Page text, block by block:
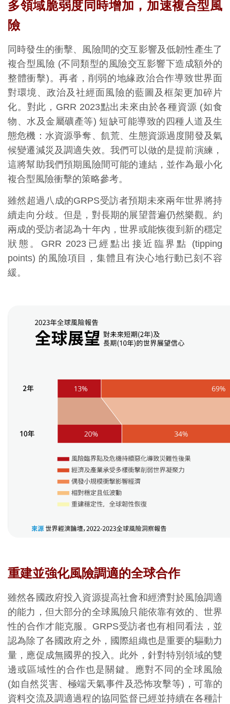
多領域脆弱度同時增加，加速複合型風
險
同時發生的衝擊、風險間的交互影響及低韌性產生了
複合型風險 (不同類型的風險交互影響下造成額外的
整體衝擊)。再者，削弱的地緣政治合作導致世界面
對環境、政治及社經面風險的藍圖及框架更加碎片
化。對此，GRR 2023點出未來由於各種資源 (如食
物、水及金屬礦產等) 短缺可能導致的四種人道及生
態危機：水資源爭奪、飢荒、生態資源過度開發及氣
候變遷減災及調適失效。我們可以做的是提前演練，
這將幫助我們預期風險間可能的連結，並作為最小化
複合型風險衝擊的策略參考。
雖然超過八成的GRPS受訪者預期未來兩年世界將持
續走向分歧。但是，對長期的展望普遍仍然樂觀。約
兩成的受訪者認為十年內，世界或能恢復到新的穩定
狀態。GRR 2023已經點出接近臨界點 (tipping
points) 的風險項目，集體且有決心地行動已刻不容
緩。
重建並強化風險調適的全球合作
雖然各國政府投入資源提高社會和經濟對於風險調適
的能力，但大部分的全球風險只能依靠有效的、世界
性的合作才能克服。GRPS受訪者也有相同看法，並
認為除了各國政府之外，國際組織也是重要的驅動力
量，應促成無國界的投入。此外，針對特別領域的雙
邊或區域性的合作也是關鍵。應對不同的全球風險
(如自然災害、極端天氣事件及恐怖攻擊等)，可靠的
資料交流及調適過程的協同監督已經並持續在各種計